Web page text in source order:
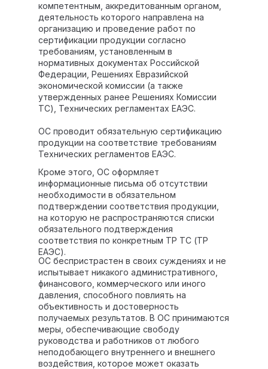
компетентным, аккредитованным органом,
деятельность которого направлена на
организацию и проведение работ по
сертификации продукции согласно
требованиям, установленным в
нормативных документах Российской
Федерации, Решениях Евразийской
экономической комиссии (а также
утвержденных ранее Решениях Комиссии
ТС), Технических регламентах ЕАЭС.
ОС проводит обязательную сертификацию
продукции на соответствие требованиям
Технических регламентов ЕАЭС.
ОС беспристрастен в своих суждениях и не
испытывает никакого административного,
финансового, коммерческого или иного
давления, способного повлиять на
объективность и достоверность
получаемых результатов. В ОС принимаются
меры, обеспечивающие свободу
руководства и работников от любого
неподобающего внутреннего и внешнего
воздействия, которое может оказать
Кроме этого, ОС оформляет
информационные письма об отсутствии
необходимости в обязательном
подтверждении соответствия продукции,
на которую не распространяются списки
обязательного подтверждения
соответствия по конкретным ТР ТС (ТР
ЕАЭС).